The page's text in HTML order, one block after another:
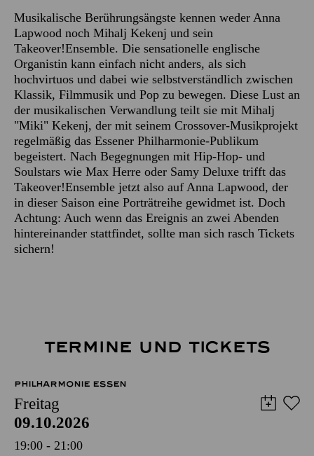
Musikalische Berührungsängste kennen weder Anna
Lapwood noch Mihalj Kekenj und sein
Takeover!Ensemble. Die sensationelle englische
Organistin kann einfach nicht anders, als sich
hochvirtuos und dabei wie selbstverständlich zwischen
Klassik, Filmmusik und Pop zu bewegen. Diese Lust an
der musikalischen Verwandlung teilt sie mit Mihalj
"Miki" Kekenj, der mit seinem Crossover-Musikprojekt
regelmäßig das Essener Philharmonie-Publikum
begeistert. Nach Begegnungen mit Hip-Hop- und
Soulstars wie Max Herre oder Samy Deluxe trifft das
Takeover!Ensemble jetzt also auf Anna Lapwood, der
in dieser Saison eine Porträtreihe gewidmet ist. Doch
Achtung: Auch wenn das Ereignis an zwei Abenden
hintereinander stattfindet, sollte man sich rasch Tickets
sichern!
TERMINE UND TICKETS
PHILHARMONIE ESSEN
Freitag
09.10.2026
19:00 - 21:00